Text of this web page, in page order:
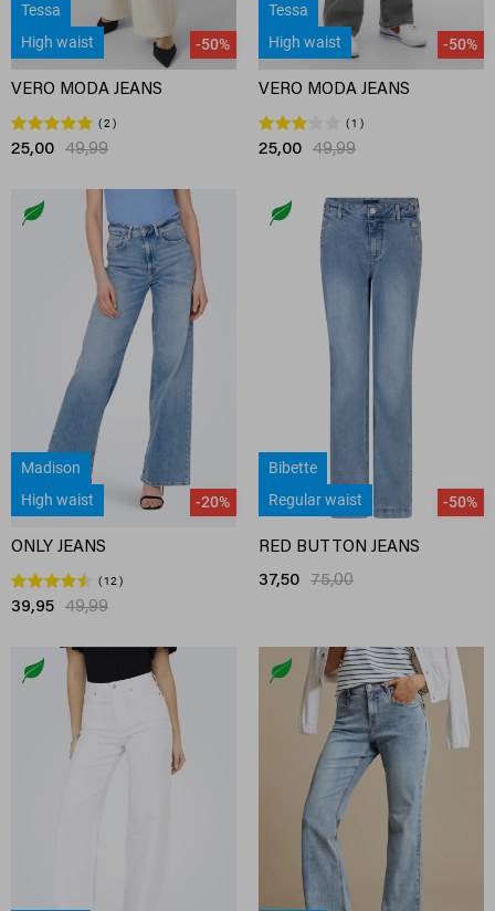
Tessa
High waist
-50%
VERO MODA JEANS
2
25,00 49,99
Tessa
High waist
-50%
VERO MODA JEANS
1
25,00 49,99
Madison
High waist
-20%
ONLY JEANS
12
39,95 49,99
Bibette
Regular waist
-50%
RED BUTTON JEANS
37,50 75,00